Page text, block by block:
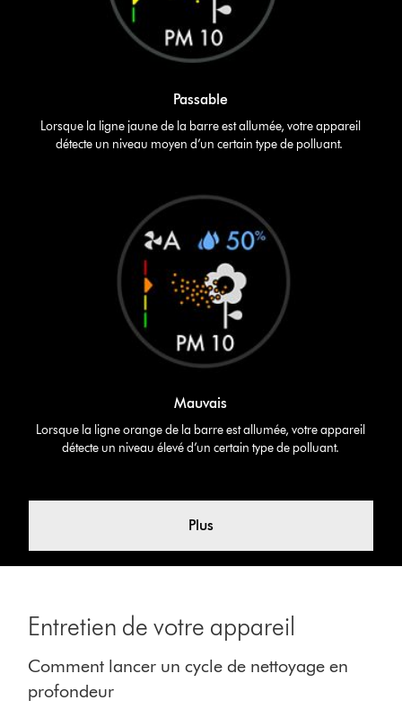
Passable
Lorsque la ligne jaune de la barre est allumée, votre appareil
détecte un niveau moyen d’un certain type de polluant.
Mauvais
Lorsque la ligne orange de la barre est allumée, votre appareil
détecte un niveau élevé d’un certain type de polluant.
Plus
Entretien de votre appareil
Comment lancer un cycle de nettoyage en
profondeur